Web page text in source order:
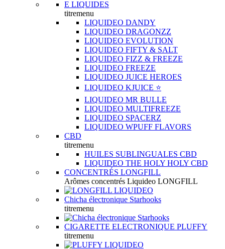
E LIQUIDES
titremenu
LIQUIDEO DANDY
LIQUIDEO DRAGONZZ
LIQUIDEO EVOLUTION
LIQUIDEO FIFTY & SALT
LIQUIDEO FIZZ & FREEZE
LIQUIDEO FREEZE
LIQUIDEO JUICE HEROES
LIQUIDEO KJUICE ⭐️
LIQUIDEO MR BULLE
LIQUIDEO MULTIFREEZE
LIQUIDEO SPACERZ
LIQUIDEO WPUFF FLAVORS
CBD
titremenu
HUILES SUBLINGUALES CBD
LIQUIDEO THE HOLY HOLY CBD
CONCENTRÉS LONGFILL
Arômes concentrés Liquideo LONGFILL
Chicha électronique Starhooks
titremenu
CIGARETTE ELECTRONIQUE PLUFFY
titremenu